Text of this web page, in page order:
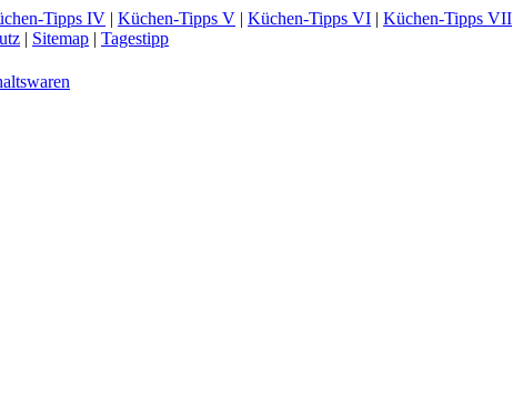
Tipps IV | Küchen-Tipps V | Küchen-Tipps VI | Küchen-Tipps VII
| Sitemap | Tagestipp